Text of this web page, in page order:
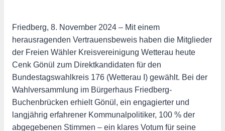
Friedberg, 8. November 2024 – Mit einem
herausragenden Vertrauensbeweis haben die Mitglieder
der Freien Wähler Kreisvereinigung Wetterau heute
Cenk Gönül zum Direktkandidaten für den
Bundestagswahlkreis 176 (Wetterau I) gewählt. Bei der
Wahlversammlung im Bürgerhaus Friedberg-
Buchenbrücken erhielt Gönül, ein engagierter und
langjährig erfahrener Kommunalpolitiker, 100 % der
abgegebenen Stimmen – ein klares Votum für seine